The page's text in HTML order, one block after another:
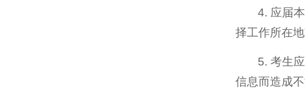
4. 应届
择工作所在
5. 考生
信息而造成